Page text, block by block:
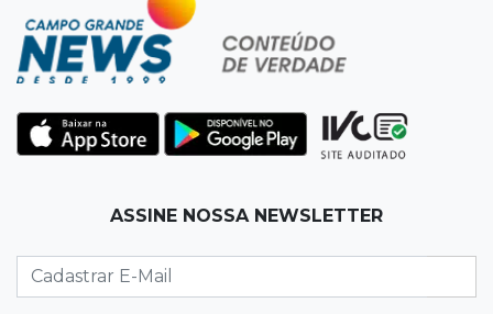
Homem que atacou ex com motosserra na
frente da filha é condenado
Rodamos 1.000 km com o Basalt; veja onde
ele mais surpreendeu
Luto na arquitetura
arquiteto dos projetos fora do comum
ASSINE NOSSA NEWSLETTER